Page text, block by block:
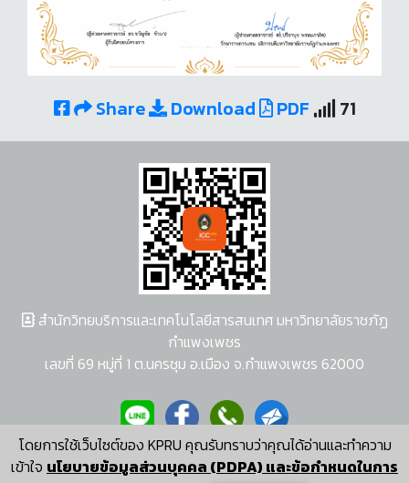
Share Download PDF 71
โดยการใช้เว็บไซต์ของ KPRU คุณรับทราบว่าคุณได้อ่านและทำความ
เข้าใจ นโยบายข้อมูลส่วนบุคคล (PDPA) และข้อกำหนดในการ
สำนักวิทยบริการและเทคโนโลยีสารสนเทศ มหาวิทยาลัยราชภัฏ
กำแพงเพชร
เลขที่ 69 หมู่ที่ 1 ต.นครชุม อ.เมือง จ.กำแพงเพชร 62000
ผู้พัฒนาระบบ อนุชา พวงผกา